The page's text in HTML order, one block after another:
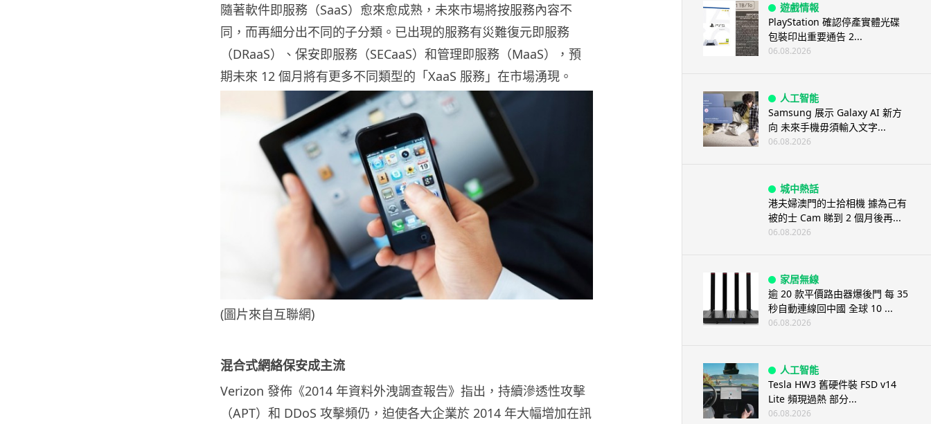
隨著軟件即服務（SaaS）愈來愈成熟，未來市場將按服務內容不
同，而再細分出不同的子分類。已出現的服務有災難復元即服務
（DRaaS）、保安即服務（SECaaS）和管理即服務（MaaS），預
期未來 12 個月將有更多不同類型的「XaaS 服務」在市場湧現。
(圖片來自互聯網)
混合式網絡保安成主流
Verizon 發佈《2014 年資料外洩調查報告》指出，持續滲透性攻擊
（APT）和 DDoS 攻擊頻仍，迫使各大企業於 2014 年大幅增加在訊
遊戲情報
PlayStation 確認停產實體光碟
包裝印出重要通告 2...
06.08.2026
人工智能
Samsung 展示 Galaxy AI 新方
向 未來手機毋須輸入文字...
06.08.2026
城中熱話
港夫婦澳門的士拾相機 據為己有
被的士 Cam 睇到 2 個月後再...
06.08.2026
家居無線
逾 20 款平價路由器爆後門 每 35
秒自動連線回中國 全球 10 ...
06.08.2026
人工智能
Tesla HW3 舊硬件裝 FSD v14
Lite 頻現過熱 部分...
06.08.2026